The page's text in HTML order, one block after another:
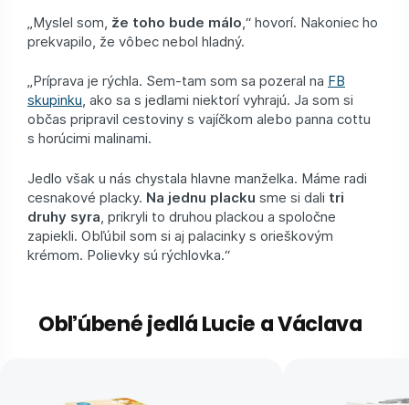
„Myslel som, že toho bude málo ,“ hovorí. Nakoniec ho
prekvapilo, že vôbec nebol hladný.
„Príprava je rýchla. Sem-tam som sa pozeral na FB
skupinku, ako sa s jedlami niektorí vyhrajú. Ja som si
občas pripravil cestoviny s vajíčkom alebo panna cottu
s horúcimi malinami.
Jedlo však u nás chystala hlavne manželka. Máme radi
cesnakové placky. Na jednu placku sme si dali tri
druhy syra , prikryli to druhou plackou a spoločne
zapiekli. Obľúbil som si aj palacinky s orieškovým
krémom. Polievky sú rýchlovka.“
Obľúbené jedlá Lucie a Václava